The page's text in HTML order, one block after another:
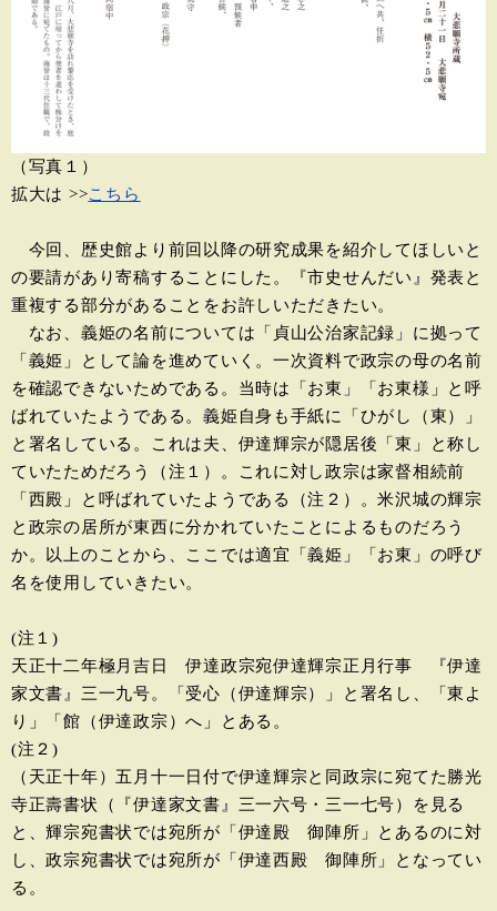
（写真１）
拡大は >>こちら
今回、歴史館より前回以降の研究成果を紹介してほしいと
の要請があり寄稿することにした。『市史せんだい』発表と
重複する部分があることをお許しいただきたい。
なお、義姫の名前については「貞山公治家記録」に拠って
「義姫」として論を進めていく。一次資料で政宗の母の名前
を確認できないためである。当時は「お東」「お東様」と呼
ばれていたようである。義姫自身も手紙に「ひがし（東）」
と署名している。これは夫、伊達輝宗が隠居後「東」と称し
ていたためだろう（注１）。これに対し政宗は家督相続前
「西殿」と呼ばれていたようである（注２）。米沢城の輝宗
と政宗の居所が東西に分かれていたことによるものだろう
か。以上のことから、ここでは適宜「義姫」「お東」の呼び
名を使用していきたい。
(注１)
天正十二年極月吉日 伊達政宗宛伊達輝宗正月行事 『伊達
家文書』三一九号。「受心（伊達輝宗）」と署名し、「東よ
り」「館（伊達政宗）へ」とある。
(注２)
（天正十年）五月十一日付で伊達輝宗と同政宗に宛てた勝光
寺正壽書状（『伊達家文書』三一六号・三一七号）を見る
と、輝宗宛書状では宛所が「伊達殿 御陣所」とあるのに対
し、政宗宛書状では宛所が「伊達西殿 御陣所」となってい
る。